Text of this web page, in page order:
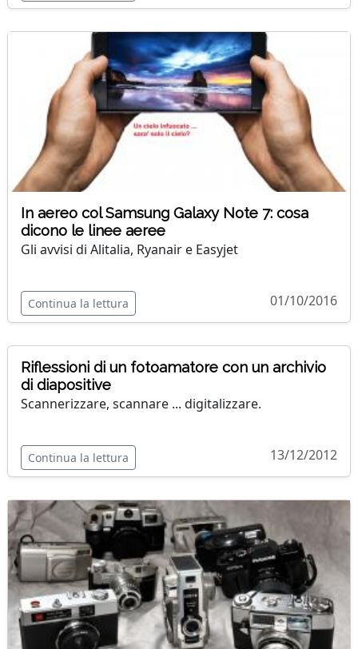
In aereo col Samsung Galaxy Note 7: cosa
dicono le linee aeree
Gli avvisi di Alitalia, Ryanair e Easyjet
Continua la lettura 01/10/2016
Riflessioni di un fotoamatore con un archivio
di diapositive
Scannerizzare, scannare ... digitalizzare.
Continua la lettura 13/12/2012